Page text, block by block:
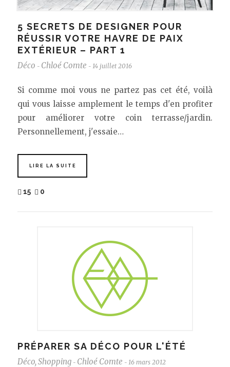
5 SECRETS DE DESIGNER POUR
RÉUSSIR VOTRE HAVRE DE PAIX
EXTÉRIEUR – PART 1
Déco - Chloé Comte - 14 juillet 2016
Si comme moi vous ne partez pas cet été, voilà
qui vous laisse amplement le temps d'en profiter
pour améliorer votre coin terrasse/jardin.
Personnellement, j'essaie…
LIRE LA SUITE
15 0
PRÉPARER SA DÉCO POUR L'ÉTÉ
Déco, Shopping - Chloé Comte - 16 mars 2012